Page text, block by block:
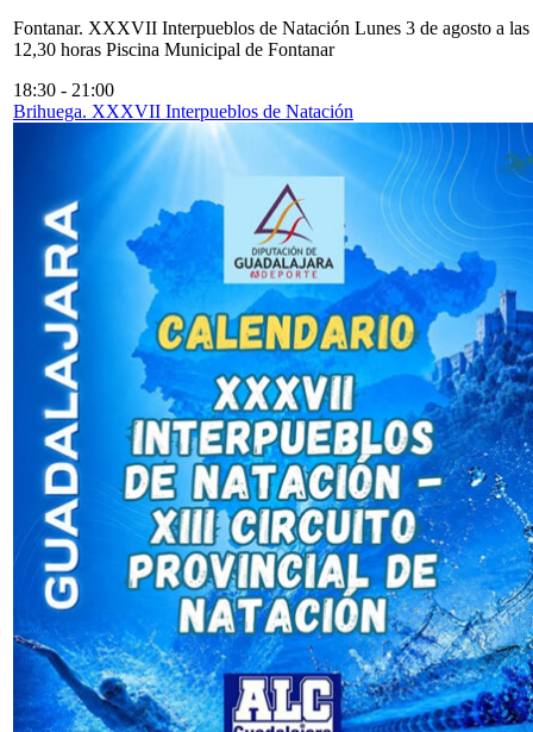
Fontanar. XXXVII Interpueblos de Natación Lunes 3 de agosto a las
12,30 horas Piscina Municipal de Fontanar
18:30 - 21:00
Brihuega. XXXVII Interpueblos de Natación